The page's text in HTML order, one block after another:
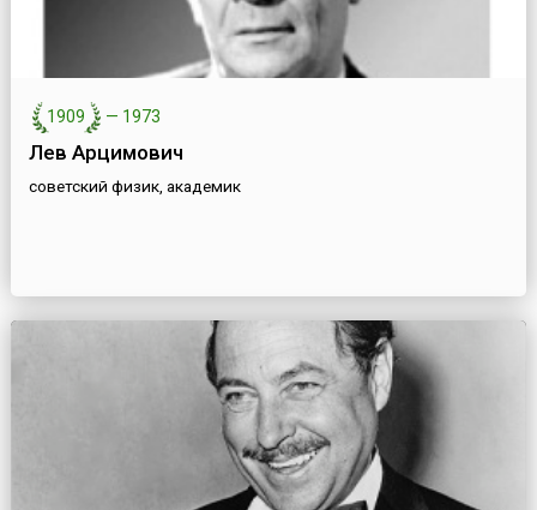
1909 — 1973
Лев Арцимович
советский физик, академик